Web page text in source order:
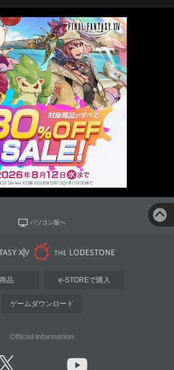
パソコン版へ
品 e-STOREで購入
ゲームダウンロード
Official Information